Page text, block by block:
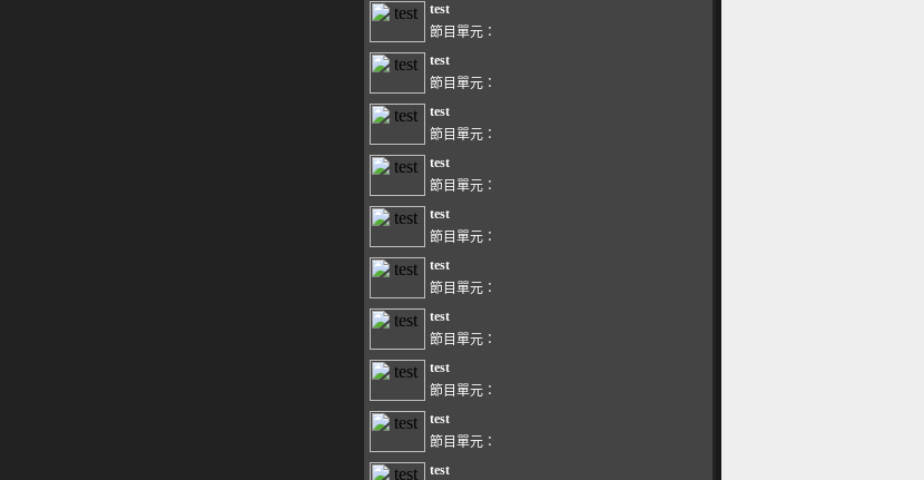
test
節目單元：
test
節目單元：
test
節目單元：
test
節目單元：
test
節目單元：
test
節目單元：
test
節目單元：
test
節目單元：
test
節目單元：
test